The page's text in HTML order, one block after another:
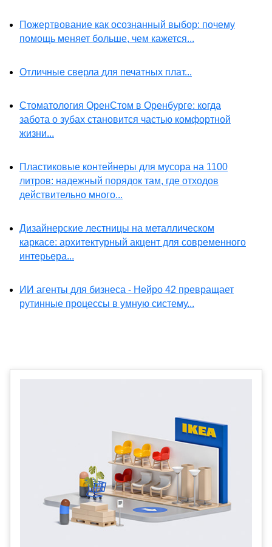
Пожертвование как осознанный выбор: почему
помощь меняет больше, чем кажется...
Отличные сверла для печатных плат...
Стоматология ОренСтом в Оренбурге: когда
забота о зубах становится частью комфортной
жизни...
Пластиковые контейнеры для мусора на 1100
литров: надежный порядок там, где отходов
действительно много...
Дизайнерские лестницы на металлическом
каркасе: архитектурный акцент для современного
интерьера...
ИИ агенты для бизнеса - Нейро 42 превращает
рутинные процессы в умную систему...